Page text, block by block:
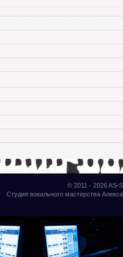
© 2011 - 2026AS-
Студия вокального мастерства